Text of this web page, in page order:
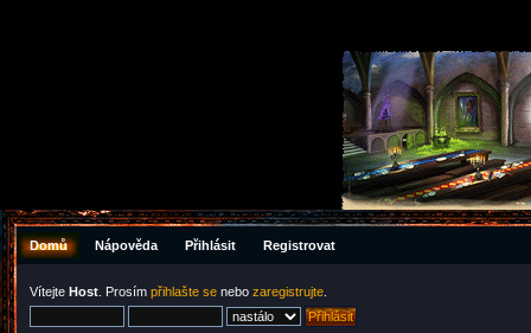
Domů Nápověda Přihlásit Registrovat
Vítejte Host . Prosím přihlašte se nebo zaregistrujte